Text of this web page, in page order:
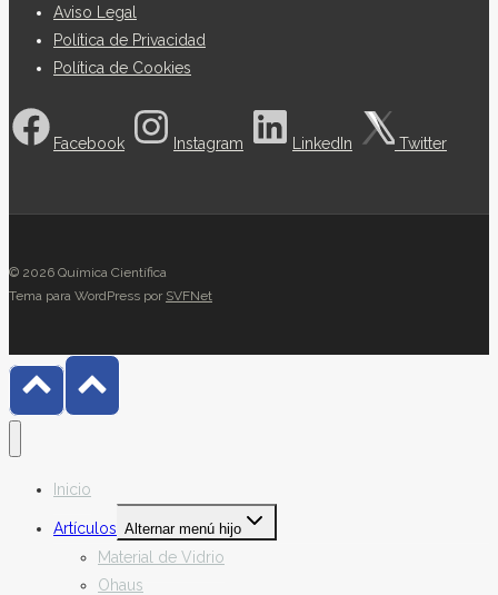
Aviso Legal
Política de Privacidad
Política de Cookies
Facebook Instagram LinkedIn Twitter
© 2026 Química Científica
Tema para WordPress por SVFNet
Inicio
Artículos Alternar menú hijo
Material de Vidrio
Ohaus